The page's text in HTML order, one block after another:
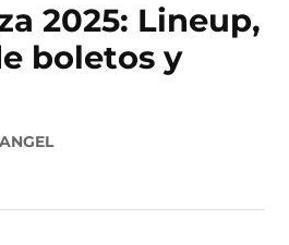
2025: Lineup,
boletos y